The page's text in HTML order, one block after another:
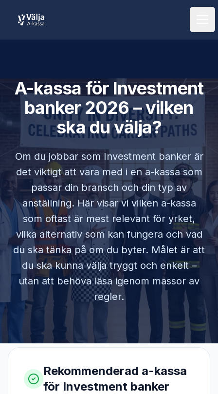
A-kassa för Investment
banker2026 – vilken
ska du välja?
Om du jobbar som Investment bankerär
det viktigt att vara med i en a-kassa som
passar din bransch och din typ av
anställning. Här visar vi vilken a-kassa
som oftast är mest relevant för yrket,
vilka alternativ som kan fungera och vad
du ska tänka på om du byter. Målet är att
du ska kunna välja tryggt och enkelt –
utan att behöva läsa igenom massor av
regler.
Rekommenderad a-kassa
för Investment banker